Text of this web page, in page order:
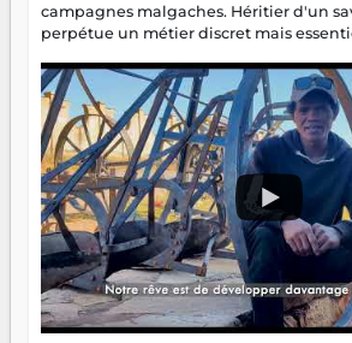
campagnes malgaches. Héritier d'un
perpétue un métier discret mais